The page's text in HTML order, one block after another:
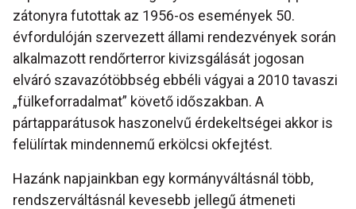
zátonyra futottak az 1956-os események 50.
évfordulóján szervezett állami rendezvények során
alkalmazott rendőrterror kivizsgálását jogosan
elváró szavazótöbbség ebbéli vágyai a 2010 tavaszi
„fülkeforradalmat” követő időszakban. A
pártapparátusok haszonelvű érdekeltségei akkor is
felülírtak mindennemű erkölcsi okfejtést.
Hazánk napjainkban egy kormányváltásnál több,
rendszerváltásnál kevesebb jellegű átmeneti